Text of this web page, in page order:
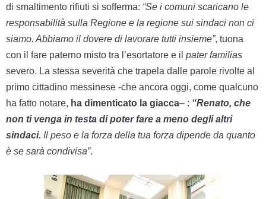
di smaltimento rifiuti si sofferma: “Se i comuni scaricano le
responsabilità sulla Regione e la regione sui sindaci non ci
siamo. Abbiamo il dovere di lavorare tutti insieme”, tuona
con il fare paterno misto tra l’esortatore e il pater familias
severo. La stessa severità che trapela dalle parole rivolte al
primo cittadino messinese -che ancora oggi, come qualcuno
ha fatto notare, ha dimenticato la giacca– : “Renato, che
non ti venga in testa di poter fare a meno degli altri
sindaci. Il peso e la forza della tua forza dipende da quanto
è se sarà condivisa”.